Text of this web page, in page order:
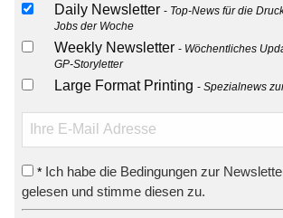
Daily Newsletter
Top-News für die
Jobs der Woche
Weekly Newsletter
Wöchentliches
GP-Storyletter
Large Format Printing Spezialnews
* Ich habe die Bedingungen zur
gelesen und stimme diesen zu.